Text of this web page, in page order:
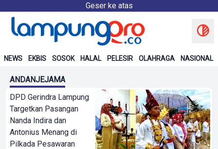
Geser ke atas
NEWS EKBIS SOSOK HALAL PELESIR OLAHRAGA NASIONAL
ANDANJEJAMA
DPD Gerindra Lampung
Targetkan Pasangan
Nanda Indira dan
Antonius Menang di
Pilkada Pesawaran